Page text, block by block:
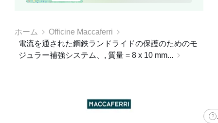
ホーム
Officine Maccaferri
電流を通された鋼鉄ランドライドの保護のためのモ
ジュラー補強システム、, 質量 = 8 x 10 mm...